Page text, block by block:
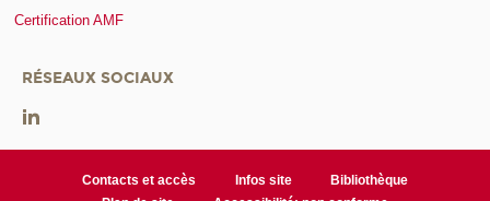
Certification AMF
RÉSEAUX SOCIAUX
Contacts et accès Infos site
Bibliothèque